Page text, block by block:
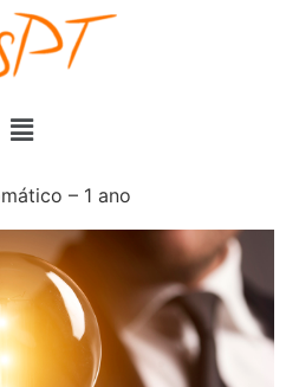
– 1 ano